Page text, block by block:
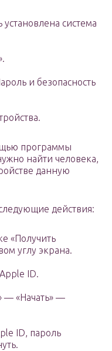
система
и безопасность
программы
найти человека,
данную
действия:
«Получить
углу экрана.
ID.
— «Начать» —
ID, пароль